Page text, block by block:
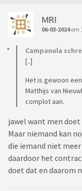
MRI
06-03-2024om
Campanula
[..]
Het is gewoon
Matthijs van
complot aan.
jawel want men doet
Maar niemand kan
die iemand niet
daardoor het
doet dat en daarom